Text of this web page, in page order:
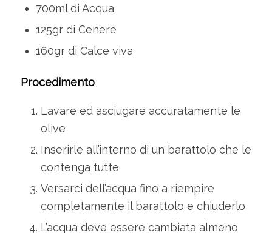
700ml di Acqua
125gr di Cenere
160gr di Calce viva
Procedimento
Lavare ed asciugare accuratamente le
olive
Inserirle all’interno di un barattolo che le
contenga tutte
Versarci dell’acqua fino a riempire
completamente il barattolo e chiuderlo
L’acqua deve essere cambiata almeno